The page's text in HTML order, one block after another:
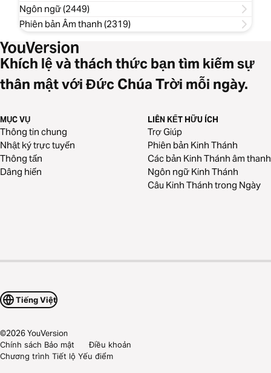
Ngôn ngữ (2449)
Phiên bản Âm thanh (2319)
Khích lệ và thách thức bạn tìm kiếm sự
thân mật với Đức Chúa Trời mỗi ngày.
MỤC VỤ
Thông tin chung
Nhật ký trực tuyến
Thông tấn
Dâng hiến
LIÊN KẾT HỮU ÍCH
Trợ Giúp
Phiên bản Kinh Thánh
Các bản Kinh Thánh âm thanh
Ngôn ngữ Kinh Thánh
Câu Kinh Thánh trong Ngày
Tiếng Việt
©2026YouVersion
Chính sách Bảo mật
Điều khoản
Chương trình Tiết lộ Yếu điểm